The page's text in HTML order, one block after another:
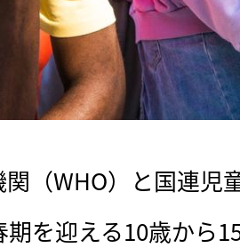
（WHO）と国連児
期を迎える10歳から